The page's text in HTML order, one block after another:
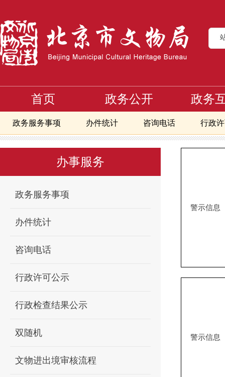
首页 政务公开 政务
政务服务事项 办件统计 咨询电话 行政
北京地区备案且正常开放博物馆地图
首页>办事服务> 企业信用信息
办事服务
政务服务事项
办件统计
咨询电话
行政许可公示
行政检查结果公示
双随机
文物进出境审核流程
警示信息
警示信息